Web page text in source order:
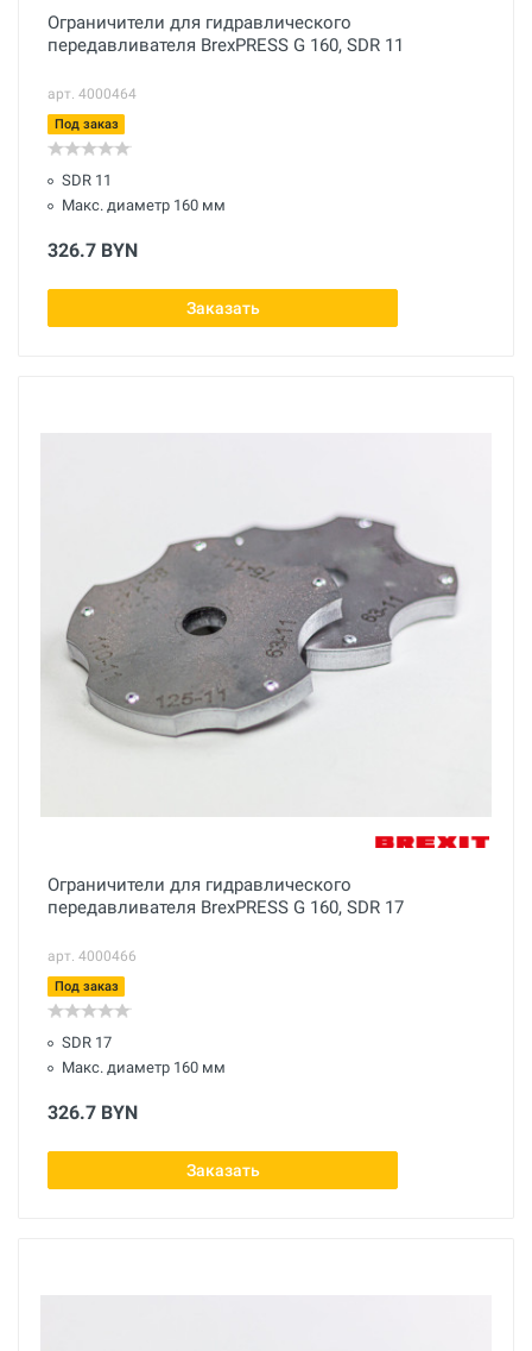
Ограничители для гидравлического
передавливателя BrexPRESS G 160, SDR 11
арт. 4000464
Под заказ
SDR 11
Макс. диаметр 160 мм
326.7 BYN
Заказать
Ограничители для гидравлического
передавливателя BrexPRESS G 160, SDR 17
арт. 4000466
Под заказ
SDR 17
Макс. диаметр 160 мм
326.7 BYN
Заказать